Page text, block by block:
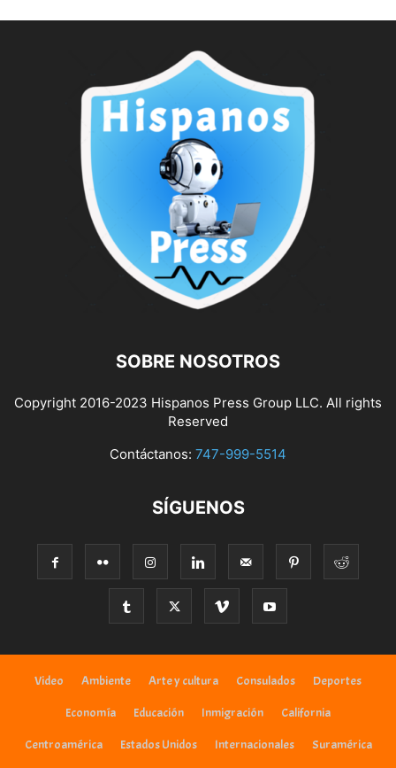
SOBRE NOSOTROS
Copyright 2016-2023 Hispanos Press Group LLC. All rights
Reserved
Contáctanos: 747-999-5514
SÍGUENOS
Video Ambiente Arte y cultura Consulados Deportes
Economía Educación Inmigración California
Centroamérica Estados Unidos Internacionales Suramérica